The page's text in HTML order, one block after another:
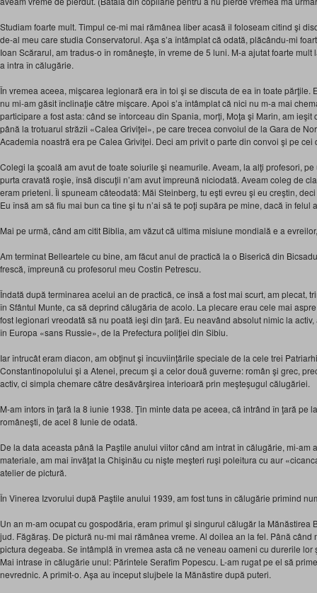
Studiam foarte mult. Timpul ce-mi mai rămânea liber acasă îl foloseam citind şi
de-al meu care studia Conservatorul. Aşa s’a întâmplat că odată, plăcându-mi
Ioan Scărarul, am tradus-o în româneşte, în vreme de 5 luni. M-a ajutat foarte
a intra în călugărie.
În vremea aceea, mişcarea legionară era în toi şi se discuta de ea în toate părţile.
nu mi-am găsit înclinaţie către mişcare. Apoi s’a întâmplat că nici nu m-a mai
participare a fost asta: când se întorceau din Spania, morţi, Moţa şi Marin, am
până la trotuarul străzii «Calea Griviţei», pe care trecea convoiul de la Gara de
Academia noastră era pe Calea Griviţei. Deci am privit o parte din convoi şi pe cei
Colegi la şcoală am avut de toate soiurile şi neamurile. Aveam, la alţi profesori,
purta cravată roşie, însă discuţii n’am avut împreună niciodată. Aveam coleg de
eram prieteni. Îi spuneam câteodată: Măi Steinberg, tu eşti evreu şi eu creştin,
Eu însă am să fiu mai bun ca tine şi tu n’ai să te poţi supăra pe mine, dacă în felul
Mai pe urmă, când am citit Biblia, am văzut că ultima misiune mondială e a
Am terminat Belleartele cu bine, am făcut anul de practică la o Biserică din
frescă, împreună cu profesorul meu Costin Petrescu.
Îndată după terminarea acelui an de practică, ce însă a fost mai scurt, am plecat,
în Sfântul Munte, ca să deprind călugăria de acolo. La plecare erau cele mai
fost legionari vreodată să nu poată ieşi din ţară. Eu neavând absolut nimic la
în Europa «sans Russie», de la Prefectura poliţiei din Sibiu.
Iar întrucât eram diacon, am obţinut şi încuviinţările speciale de la cele trei
Constantinopolului şi a Atenei, precum şi a celor două guverne: român şi grec,
activ, ci simpla chemare către desăvârşirea interioară prin meşteşugul călugăriei.
M-am întors în ţară la 8 iunie 1938. Ţin minte data pe aceea, că intrând în ţară pe
româneşti, de acel 8 Iunie de odată.
De la data aceasta până la Paştile anului viitor când am intrat în călugărie, mi-am
materiale, am mai învăţat la Chişinău cu nişte meşteri ruşi poleitura cu aur
atelier de pictură.
În Vinerea Izvorului după Paştile anului 1939, am fost tuns în călugărie primind
Un an m-am ocupat cu gospodăria, eram primul şi singurul călugăr la Mănăstirea
jud. Făgăraş. De pictură nu-mi mai rămânea vreme. Al doilea an la fel. Până când
pictura degeaba. Se întâmplă în vremea asta că ne veneau oameni cu durerile
Mai intrase în călugărie unul: Părintele Serafim Popescu. L-am rugat pe el să
nevrednic. A primit-o. Aşa au început slujbele la Mănăstire după puteri.